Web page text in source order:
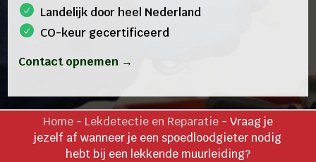
Landelijk door heel Nederland
CO-keur gecertificeerd
Contact opnemen →
Home- Lekdetectie en Reparatie- Vraag je
jezelf af wanneer je een spoedloodgieter nodig
hebt bij een lekkende muurleiding?